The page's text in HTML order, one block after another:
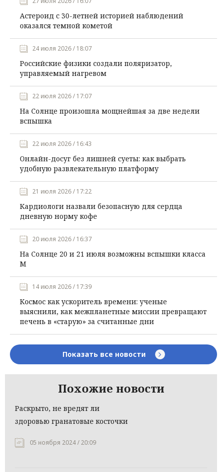
Астероид с 30-летней историей наблюдений
оказался темной кометой
24 июля 2026 / 18:07
Российские физики создали поляризатор,
управляемый нагревом
22 июля 2026 / 17:07
На Солнце произошла мощнейшая за две недели
вспышка
22 июля 2026 / 16:43
Онлайн-досуг без лишней суеты: как выбрать
удобную развлекательную платформу
21 июля 2026 / 17:22
Кардиологи назвали безопасную для сердца
дневную норму кофе
20 июля 2026 / 16:37
На Солнце 20 и 21 июля возможны вспышки класса
М
14 июля 2026 / 17:39
Космос как ускоритель времени: ученые
выяснили, как межпланетные миссии превращают
печень в «старую» за считанные дни
Показать все новости
Похожие новости
Раскрыто, не вредят ли
здоровью гранатовые косточки
05 ноября 2024 / 20:09